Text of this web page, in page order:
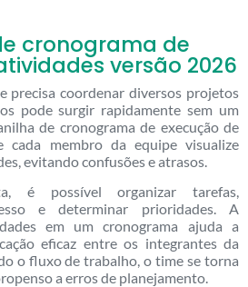
cronograma de
versão 2026
precisa coordenar diversos projetos
pode surgir rapidamente sem um
de cronograma de execução de
cada membro da equipe visualize
evitando confusões e atrasos.
é possível organizar tarefas,
e determinar prioridades. A
em um cronograma ajuda a
eficaz entre os integrantes da
o fluxo de trabalho, o time se torna
a erros de planejamento.